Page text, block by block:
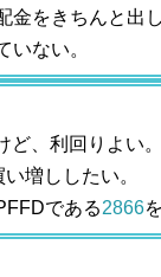
金をきちんと出
いない。
ど、利回りよい
増ししたい。
である2866